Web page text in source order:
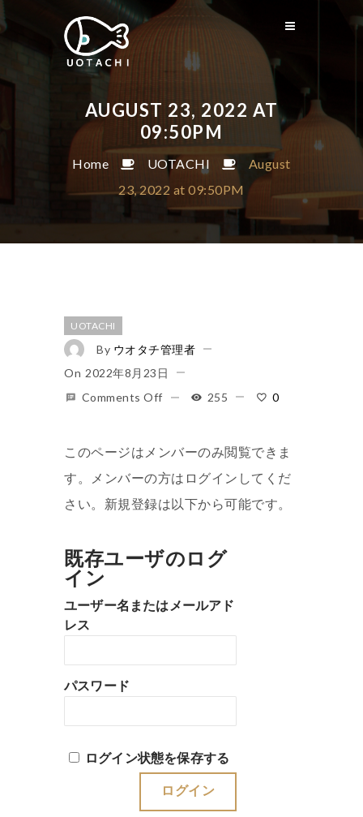
AUGUST 23, 2022 AT
09:50PM
Home UOTACHI
August
23, 2022 at 09:50PM
UOTACHI
By ウオタチ管理者
On 2022年8月23日
Comments Off
255 0
このページはメンバーのみ閲覧できま
す。メンバーの方はログインしてくだ
さい。新規登録は以下から可能です。
既存ユーザのログ
イン
ユーザー名またはメールアド
レス
パスワード
ログイン状態を保存する